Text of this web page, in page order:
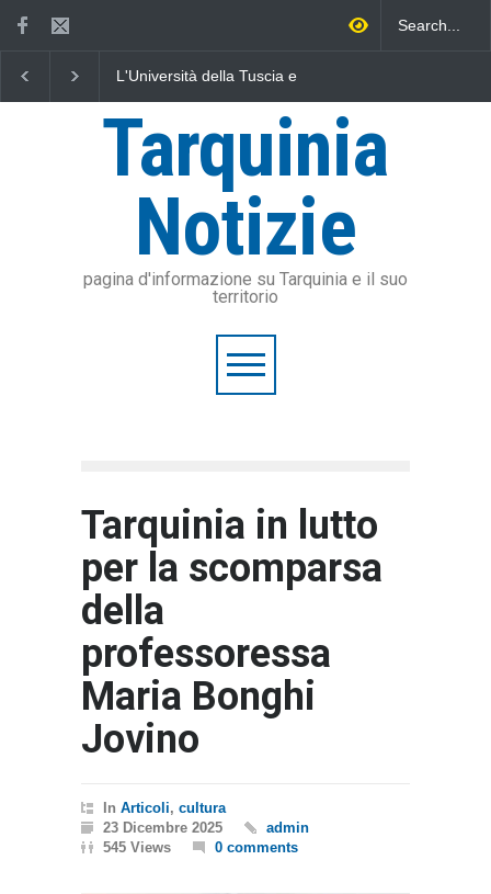
della Tuscia e
uniti nella difesa del
Vincenzo Ferri, un Eroe
Tarquinia
Notizie
pagina d'informazione su Tarquinia e il suo
territorio
Tarquinia in lutto
per la scomparsa
della
professoressa
Maria Bonghi
Jovino
In Articoli, cultura
23 Dicembre 2025
admin
545 Views
0 comments